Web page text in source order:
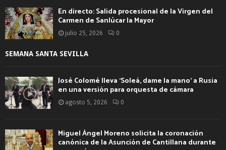
En directo: Salida procesional de la Virgen del
Carmen de Sanlúcar la Mayor
julio 25, 2026 0
SEMANA SANTA SEVILLA
José Colomé lleva ‘Soleá, dame la mano’ a Rusia
en una versión para orquesta de cámara
agosto 5, 2026 0
Miguel Ángel Moreno solicita la coronación
canónica de la Asunción de Cantillana durante